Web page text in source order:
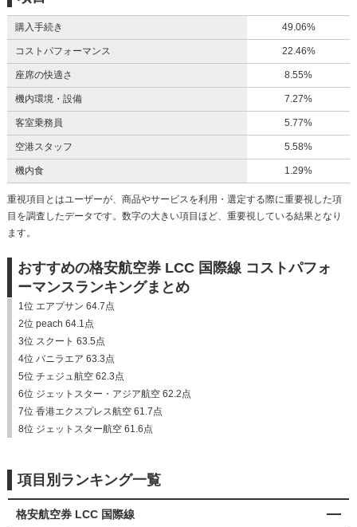
購入手続き 49.06%
コストパフォーマンス 22.46%
座席の快適さ 8.55%
機内環境・設備 7.27%
客室乗務員 5.77%
空港スタッフ 5.58%
機内食 1.29%
重視項目とはユーザーが、商品やサービスを利用・選定する際に重要視した項
目を調査したデータです。数字の大きい項目ほど、重要視している結果となり
ます。
おすすめの格安航空券 LCC 国際線 コストパフォ
ーマンスランキングまとめ
1位 エアプサン 64.7点
2位 peach 64.1点
3位 スクート 63.5点
4位 バニラエア 63.3点
5位 チェジュ航空 62.3点
6位 ジェットスター・アジア航空 62.2点
7位 香港エクスプレス航空 61.7点
8位 ジェットスター航空 61.6点
項目別ランキング一覧
格安航空券 LCC 国際線